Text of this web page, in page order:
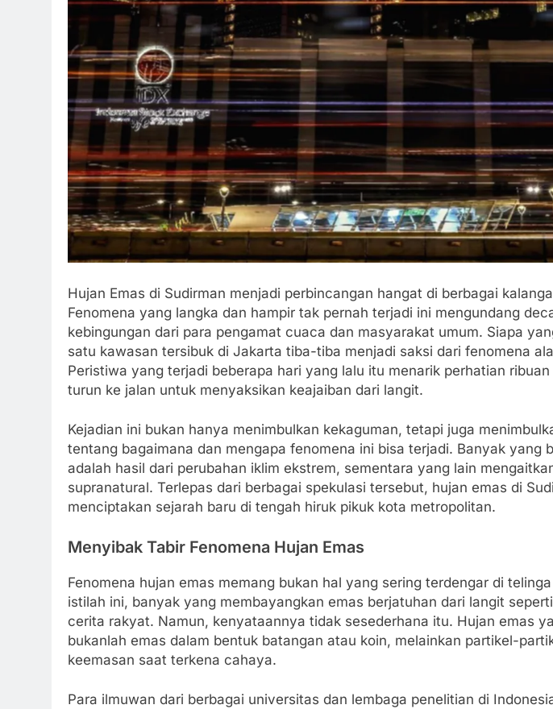
Hujan Emas di Sudirman menjadi perbincangan hangat di berbagai
Fenomena yang langka dan hampir tak pernah terjadi ini mengundang
kebingungan dari para pengamat cuaca dan masyarakat umum. Siapa
satu kawasan tersibuk di Jakarta tiba-tiba menjadi saksi dari fenomena
Peristiwa yang terjadi beberapa hari yang lalu itu menarik perhatian
turun ke jalan untuk menyaksikan keajaiban dari langit.
Kejadian ini bukan hanya menimbulkan kekaguman, tetapi juga
tentang bagaimana dan mengapa fenomena ini bisa terjadi. Banyak yang
adalah hasil dari perubahan iklim ekstrem, sementara yang lain
supranatural. Terlepas dari berbagai spekulasi tersebut, hujan emas di
menciptakan sejarah baru di tengah hiruk pikuk kota metropolitan.
Menyibak Tabir Fenomena Hujan Emas
Fenomena hujan emas memang bukan hal yang sering terdengar di
istilah ini, banyak yang membayangkan emas berjatuhan dari langit
cerita rakyat. Namun, kenyataannya tidak sesederhana itu. Hujan emas
bukanlah emas dalam bentuk batangan atau koin, melainkan partikel-
keemasan saat terkena cahaya.
Para ilmuwan dari berbagai universitas dan lembaga penelitian di